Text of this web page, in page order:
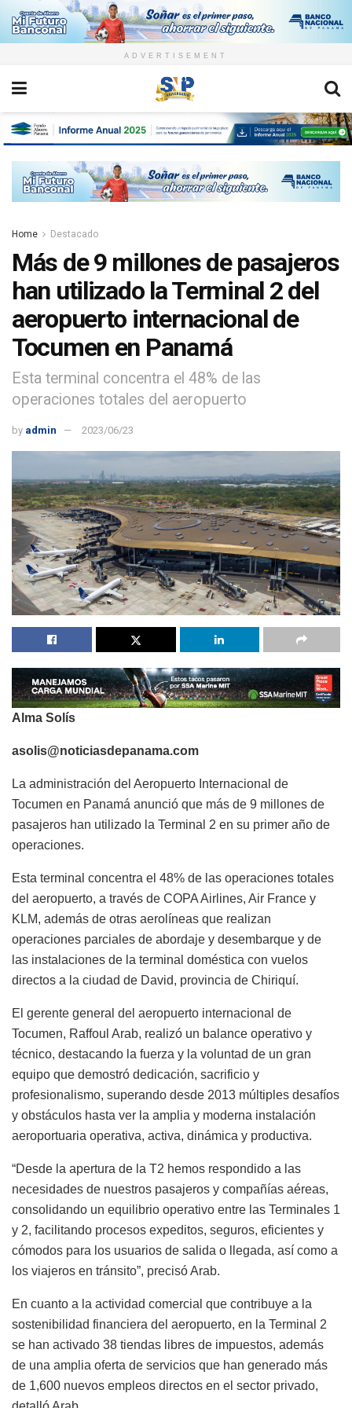
ADVERTISEMENT
Home Destacado
Más de 9 millones de pasajeros
han utilizado la Terminal 2 del
aeropuerto internacional de
Tocumen en Panamá
Esta terminal concentra el 48% de las
operaciones totales del aeropuerto
by admin 2023/06/23
Alma Solís
asolis@noticiasdepanama.com
La administración del Aeropuerto Internacional de
Tocumen en Panamá anunció que más de 9 millones de
pasajeros han utilizado la Terminal 2 en su primer año de
operaciones.
Esta terminal concentra el 48% de las operaciones totales
del aeropuerto, a través de COPA Airlines, Air France y
KLM, además de otras aerolíneas que realizan
operaciones parciales de abordaje y desembarque y de
las instalaciones de la terminal doméstica con vuelos
directos a la ciudad de David, provincia de Chiriquí.
El gerente general del aeropuerto internacional de
Tocumen, Raffoul Arab, realizó un balance operativo y
técnico, destacando la fuerza y la voluntad de un gran
equipo que demostró dedicación, sacrificio y
profesionalismo, superando desde 2013 múltiples desafíos
y obstáculos hasta ver la amplia y moderna instalación
aeroportuaria operativa, activa, dinámica y productiva.
“Desde la apertura de la T2 hemos respondido a las
necesidades de nuestros pasajeros y compañías aéreas,
consolidando un equilibrio operativo entre las Terminales 1
y 2, facilitando procesos expeditos, seguros, eficientes y
cómodos para los usuarios de salida o llegada, así como a
los viajeros en tránsito”, precisó Arab.
En cuanto a la actividad comercial que contribuye a la
sostenibilidad financiera del aeropuerto, en la Terminal 2
se han activado 38 tiendas libres de impuestos, además
de una amplia oferta de servicios que han generado más
de 1,600 nuevos empleos directos en el sector privado,